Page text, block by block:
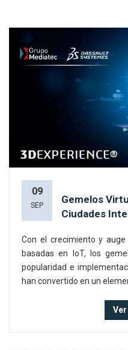
09
SEP
Gemelos
Ciudades
Con el crecimiento y
basadas en
IoT, los
popularidad e
han convertido en un